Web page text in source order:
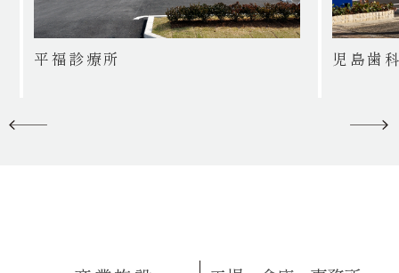
平福診療所 児島歯